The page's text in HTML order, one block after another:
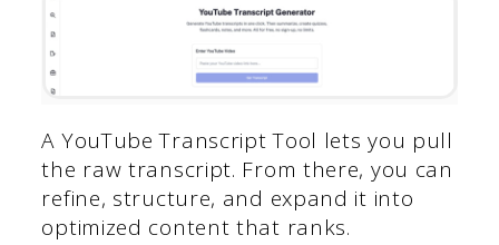
A YouTube Transcript Tool lets you pull
the raw transcript. From there, you can
refine, structure, and expand it into
optimized content that ranks.